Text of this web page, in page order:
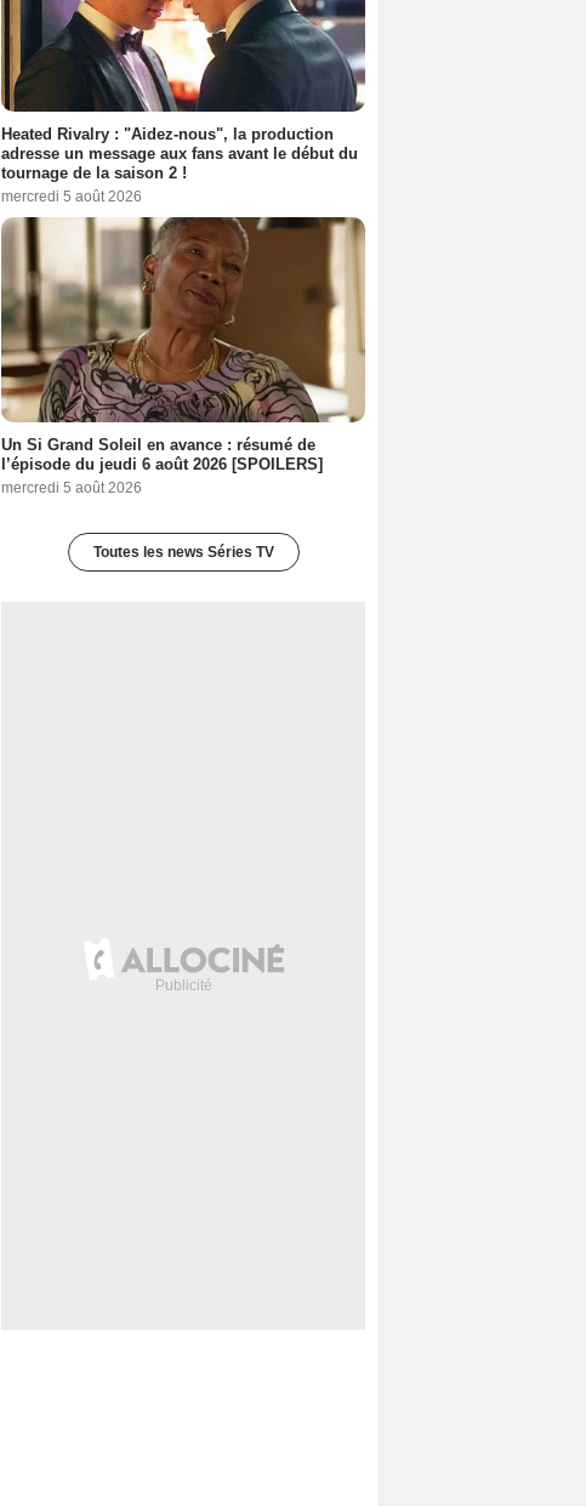
Heated Rivalry : "Aidez-nous", la production
adresse un message aux fans avant le début du
tournage de la saison 2 !
mercredi 5 août 2026
Un Si Grand Soleil en avance : résumé de
l’épisode du jeudi 6 août 2026 [SPOILERS]
mercredi 5 août 2026
Toutes les news Séries TV